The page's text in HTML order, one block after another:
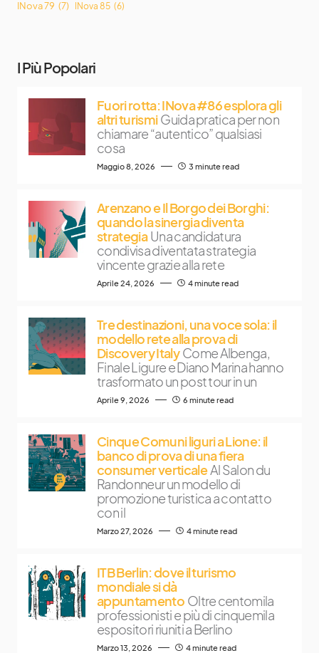
INova 79 (7) INova 85 (6)
I Più Popolari
Fuori rotta: INova #86 esplora gli
altri turismi Guida pratica per non
chiamare “autentico” qualsiasi
cosa
Maggio 8, 2026 3 minute read
Arenzano e Il Borgo dei Borghi:
quando la sinergia diventa
strategia Una candidatura
condivisa diventata strategia
vincente grazie alla rete
Aprile 24, 2026 4 minute read
Tre destinazioni, una voce sola: il
modello rete alla prova di
Discovery Italy Come Albenga,
Finale Ligure e Diano Marina hanno
trasformato un post tour in un
Aprile 9, 2026 6 minute read
Cinque Comuni liguri a Lione: il
banco di prova di una fiera
consumer verticale Al Salon du
Randonneur un modello di
promozione turistica a contatto
con il
Marzo 27, 2026 4 minute read
ITB Berlin: dove il turismo
mondiale si dà
appuntamento Oltre centomila
professionisti e più di cinquemila
espositori riuniti a Berlino
Marzo 13, 2026 4 minute read